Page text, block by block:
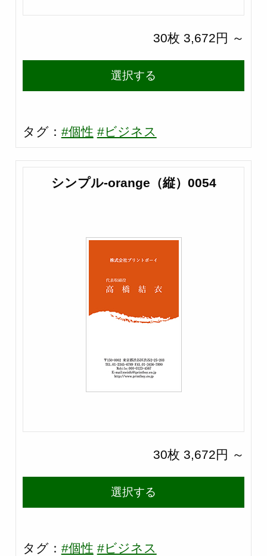
30枚 3,672円 ～
選択する
タグ： #個性 #ビジネス
シンプル-orange（縦）0054
30枚 3,672円 ～
選択する
タグ： #個性 #ビジネス